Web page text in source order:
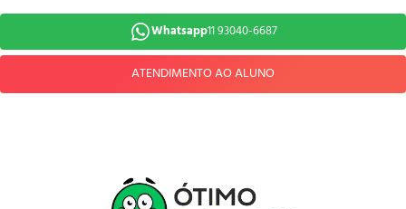
Whatsapp11 93040-6687
ATENDIMENTO AO ALUNO